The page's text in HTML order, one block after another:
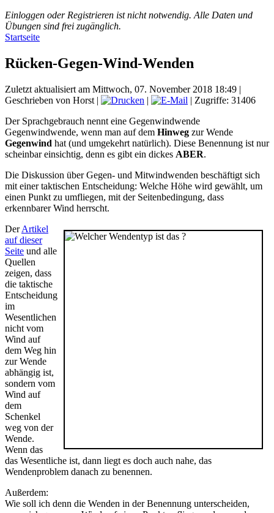
Einloggen oder Registrieren ist nicht notwendig. Alle Daten und
Übungen sind frei zugänglich.
Startseite
Rücken-Gegen-Wind-Wenden
Zuletzt aktualisiert am Mittwoch, 07. November 2018 18:49 |
Geschrieben von Horst | |
| Zugriffe: 31406
Der Sprachgebrauch nennt eine Gegenwindwende
Gegenwindwende, wenn man auf dem Hinweg zur Wende
Gegenwind hat (und umgekehrt natürlich). Diese Benennung ist nur
scheinbar einsichtig, denn es gibt ein dickes ABER.
Die Diskussion über Gegen- und Mitwindwenden beschäftigt sich
mit einer taktischen Entscheidung: Welche Höhe wird gewählt, um
einen Punkt zu umfliegen, mit der Seitenbedingung, dass
erkennbarer Wind herrscht.
DerArtikel
auf dieser
Seite und alle
Quellen
zeigen, dass
die taktische
Entscheidung
im
Wesentlichen
nicht vom
Wind auf
dem Weg hin
zur Wende
abhängig ist,
sondern vom
Wind auf
dem
Schenkel
weg von der
Wende.
Wenn das
das Wesentliche ist, dann liegt es doch auch nahe, das
Wendenproblem danach zu benennen.
Außerdem:
Wie soll ich denn die Wenden in der Benennung unterscheiden,